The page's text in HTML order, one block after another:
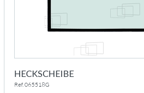
HECKSCHEIBE
Ref. 065518G